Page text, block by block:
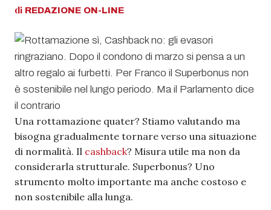
di REDAZIONE ON-LINE
Una rottamazione quater? Stiamo valutando ma
bisogna gradualmente tornare verso una situazione
di normalità. Il cashback? Misura utile ma non da
considerarla strutturale. Superbonus? Uno
strumento molto importante ma anche costoso e
non sostenibile alla lunga.